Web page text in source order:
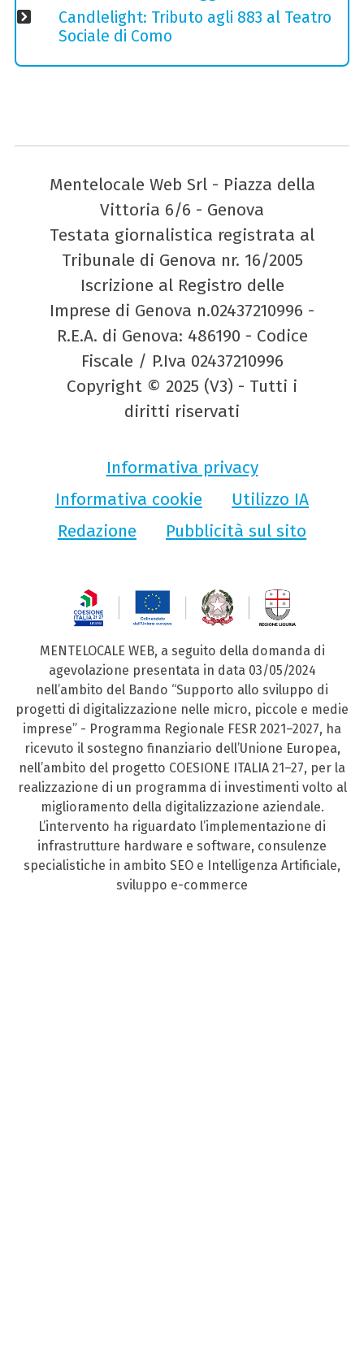
Candlelight: Tributo agli 883 al Teatro
Sociale di Como
Mentelocale Web Srl - Piazza della
Vittoria 6/6 - Genova
Testata giornalistica registrata al
Tribunale di Genova nr. 16/2005
Iscrizione al Registro delle
Imprese di Genova n.02437210996 -
R.E.A. di Genova: 486190 - Codice
Fiscale / P.Iva 02437210996
Copyright © 2025 (V3) - Tutti i
diritti riservati
Informativa privacy
Informativa cookie
Utilizzo IA
Redazione
Pubblicità sul sito
MENTELOCALE WEB, a seguito della domanda di
agevolazione presentata in data 03/05/2024
nell’ambito del Bando “Supporto allo sviluppo di
progetti di digitalizzazione nelle micro, piccole e medie
imprese” - Programma Regionale FESR 2021–2027, ha
ricevuto il sostegno finanziario dell’Unione Europea,
nell’ambito del progetto COESIONE ITALIA 21–27, per la
realizzazione di un programma di investimenti volto al
miglioramento della digitalizzazione aziendale.
L’intervento ha riguardato l’implementazione di
infrastrutture hardware e software, consulenze
specialistiche in ambito SEO e Intelligenza Artificiale,
sviluppo e-commerce